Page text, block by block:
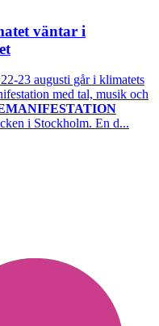
väntar i
23 augusti går i klimatets
med tal, musik och
i Stockholm. En d...